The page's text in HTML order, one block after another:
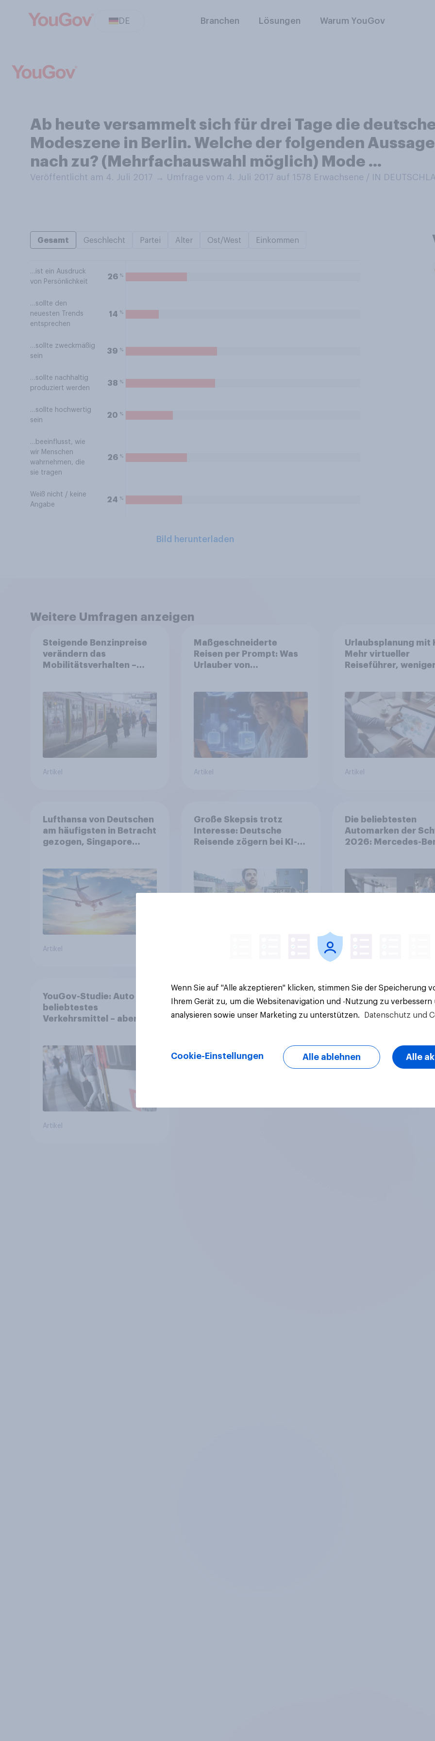
DE Branchen Lösungen Warum YouGov
Ab heute versammelt sich für drei Tage die
Modeszene in Berlin. Welche der folgenden
nach zu? (Mehrfachauswahl möglich) Mode …
Veröffentlicht am 4. Juli 2017 → Umfrage vom 4. Juli 2017 auf 1578 Erwachsene / IN
Gesamt Geschlecht Partei Alter Ost/West Einkommen
…ist ein Ausdruck
von Persönlichkeit
26 %
…sollte den
neuesten Trends
entsprechen
14 %
…sollte zweckmäßig
sein
39 %
…sollte nachhaltig
produziert werden
38 %
…sollte hochwertig
sein
20 %
…beeinflusst, wie
wir Menschen
wahrnehmen, die
sie tragen
26 %
Weiß nicht / keine
Angabe
24 %
Bild herunterladen
Weitere Umfragen anzeigen
Steigende Benzinpreise
verändern das
Mobilitätsverhalten –
Auto auf öffentliche
Verkehrsmittel um
Artikel
Maßgeschneiderte
Reisen per Prompt: Was
Urlauber von
Tools bei der
Reiseplanung bereits
genutzt werden
Artikel
Urlaubsplanung mit
Mehr virtueller
Reiseführer,
Artikel
Lufthansa von Deutschen
am häufigsten in Betracht
gezogen, Singapore
Artikel
Große Skepsis trotz
Interesse: Deutsche
Reisende zögern bei KI-
Die beliebtesten
Automarken der
2026: Mercedes-
Aufsteiger
Artikel
YouGov-Studie: Auto ist
beliebtestes
Verkehrsmittel – aber
Artikel
Wenn Sie auf "Alle akzeptieren" klicken, stimmen Sie der Speicherung
Ihrem Gerät zu, um die Websitenavigation und -Nutzung zu verbessern
analysieren sowie unser Marketing zu unterstützen.
Datenschutz und
Cookie-Einstellungen Alle ablehnen Alle